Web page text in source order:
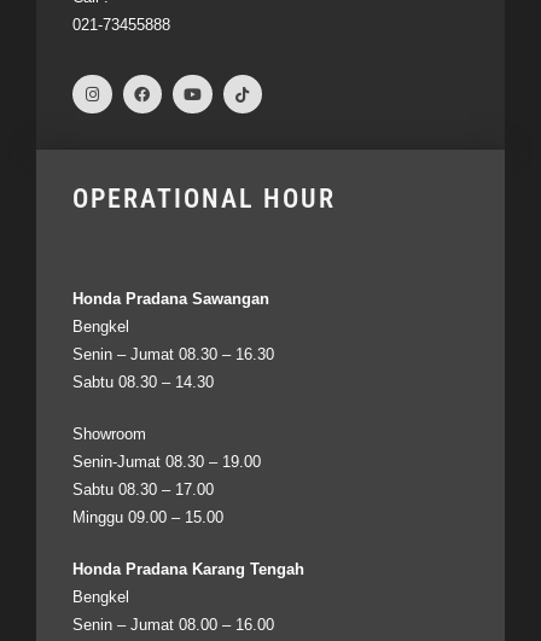
021-73455888
OPERATIONAL HOUR
Honda Pradana Sawangan
Bengkel
Senin – Jumat 08.30 – 16.30
Sabtu 08.30 – 14.30
Showroom
Senin-Jumat 08.30 – 19.00
Sabtu 08.30 – 17.00
Minggu 09.00 – 15.00
Honda Pradana Karang Tengah
Bengkel
Senin – Jumat 08.00 – 16.00